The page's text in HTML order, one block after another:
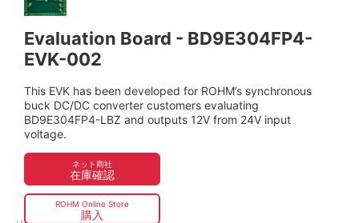
Evaluation Board - BD9E304FP4-
EVK-002
This EVK has been developed for ROHM’s synchronous
buck DC/DC converter customers evaluating
BD9E304FP4-LBZ and outputs 12V from 24V input
voltage.
ネット商社
在庫確認
ROHM Online Store
購入